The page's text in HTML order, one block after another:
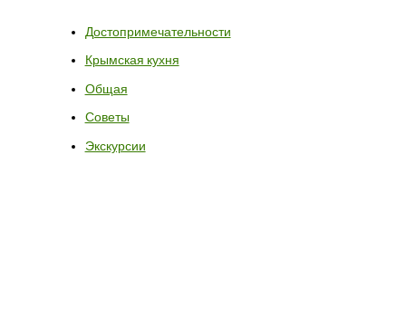
Достопримечательности
Крымская кухня
Общая
Советы
Экскурсии